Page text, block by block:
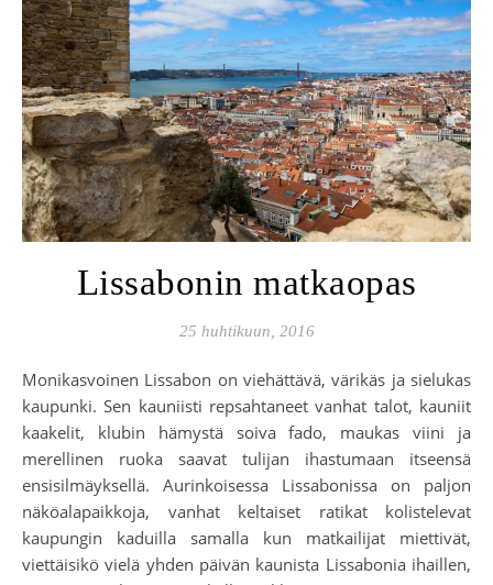
Lissabonin matkaopas
25 huhtikuun, 2016
Monikasvoinen Lissabon on viehättävä, värikäs ja sielukas
kaupunki. Sen kauniisti repsahtaneet vanhat talot, kauniit
kaakelit, klubin hämystä soiva fado, maukas viini ja
merellinen ruoka saavat tulijan ihastumaan itseensä
ensisilmäyksellä. Aurinkoisessa Lissabonissa on paljon
näköalapaikkoja, vanhat keltaiset ratikat kolistelevat
kaupungin kaduilla samalla kun matkailijat miettivät,
viettäisikö vielä yhden päivän kaunista Lissabonia ihaillen,